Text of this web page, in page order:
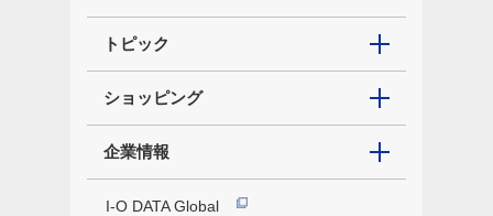
トピック
ショッピング
企業情報
I-O DATA Global